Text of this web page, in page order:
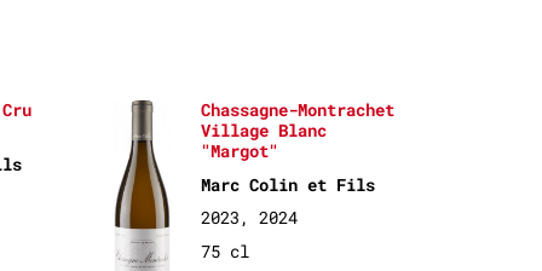
Chassagne-Montrachet
Village Blanc
"Margot"
Marc Colin et Fils
2023, 2024
75 cl